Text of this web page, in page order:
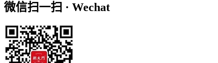
微信扫一扫 · Wechat